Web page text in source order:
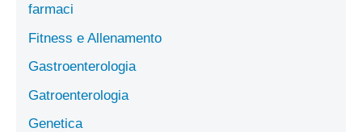
farmaci
Fitness e Allenamento
Gastroenterologia
Gatroenterologia
Genetica